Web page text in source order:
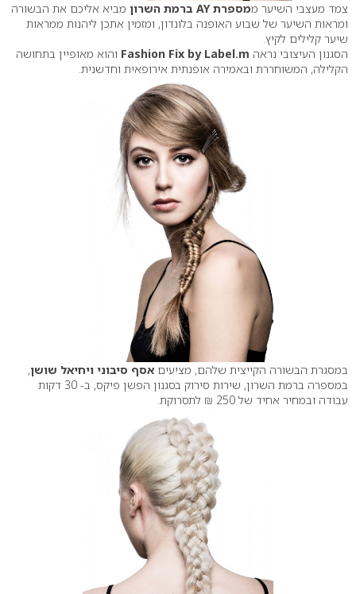
צמד מעצבי השיער ממספרת AY ברמת השרון
מביא אליכם את הבשורה
ומראות השיער של שבוע האופנה בלונדון, ומזמין אתכן ליהנות ממראות
שיער קלילים לקיץ.
הסגנון העיצובי נראה Fashion Fix by Label.m והוא מאופיין בתחושה
הקלילה, המשוחררת ובאמירה אופנתית אירופאית וחדשנית.
במסגרת הבשורה הקייצית שלהם, מציעים אסף סיבוני ויחיאל שושן,
במספרה ברמת השרון, שירות סירוק בסגנון הפשן פיקס, ב- 30 דקות
עבודה ובמחיר אחיד של 250 ₪ לתסרוקת.